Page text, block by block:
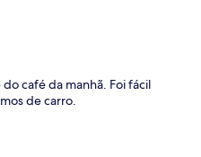
café da manhã. Foi fácil
de carro.